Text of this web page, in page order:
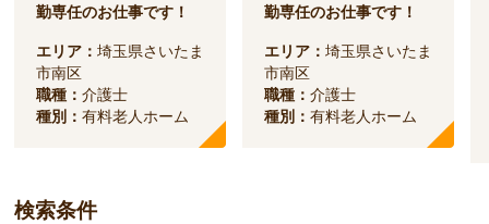
勤専任のお仕事です！
エリア：埼玉県さいたま
市南区
職種：介護士
種別：有料老人ホーム
勤専任のお仕事です！
エリア：埼玉県さいたま
市南区
職種：介護士
種別：有料老人ホーム
検索条件